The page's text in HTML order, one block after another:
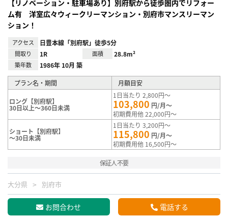
【リノベーション・駐車場あり】別府駅から徒歩圏内でリフォー
ム有 洋室広々ウィークリーマンション・別府市マンスリーマン
ション！
アクセス 日豊本線「別府駅」徒歩5分
間取り 1R 面積 28.8m²
築年数 1986年 10月 築
プラン名・期間 月額目安
ロング【別府駅】
30日以上～360日未満
1日当たり 2,800円～
103,800 円/月～
初期費用他 22,000円～
ショート【別府駅】
～30日未満
1日当たり 3,200円～
115,800 円/月～
初期費用他 16,500円～
保証人不要
大分県 別府市
お問合わせ 電話する